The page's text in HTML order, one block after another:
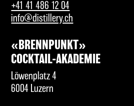
+41 41 486 12 04
info@distillery.ch
«BRENNPUNKT»
COCKTAIL-AKADEMIE
Löwenplatz 4
6004 Luzern